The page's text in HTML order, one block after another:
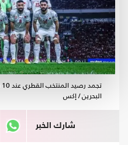
البحرين / إكس
شارك الخبر